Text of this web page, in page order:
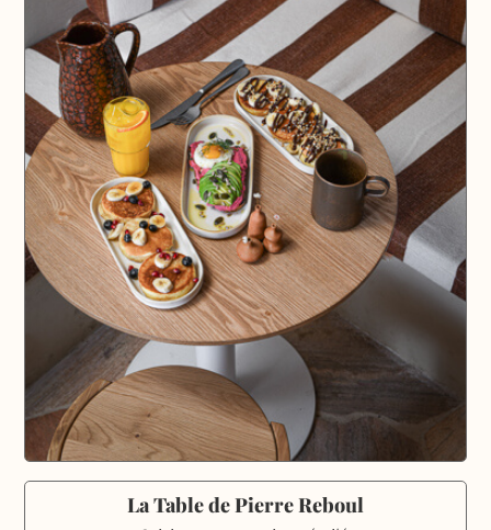
La Table de Pierre Reboul